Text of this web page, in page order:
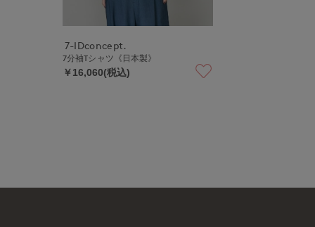
7-IDconcept.
7分袖Tシャツ《日本製》
￥16,060(税込)